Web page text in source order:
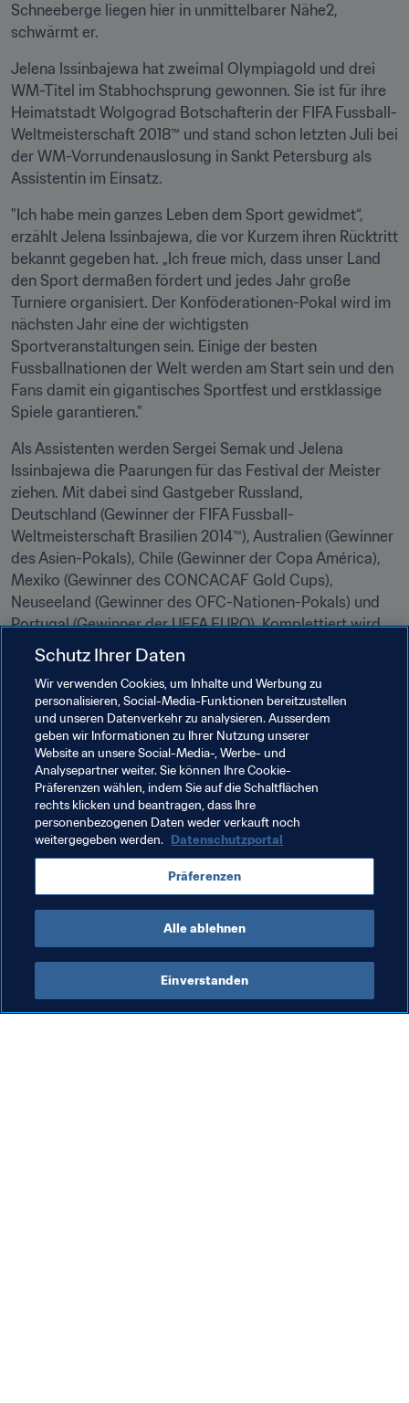
Schneeberge liegen hier in unmittelbarer Nähe2,
schwärmt er.
Jelena Issinbajewa hat zweimal Olympiagold und drei
WM-Titel im Stabhochsprung gewonnen. Sie ist für ihre
Heimatstadt Wolgograd Botschafterin der FIFA Fussball-
Weltmeisterschaft 2018™ und stand schon letzten Juli bei
der WM-Vorrundenauslosung in Sankt Petersburg als
Assistentin im Einsatz.
"Ich habe mein ganzes Leben dem Sport gewidmet“,
erzählt Jelena Issinbajewa, die vor Kurzem ihren Rücktritt
bekannt gegeben hat. „Ich freue mich, dass unser Land
den Sport dermaßen fördert und jedes Jahr große
Turniere organisiert. Der Konföderationen-Pokal wird im
nächsten Jahr eine der wichtigsten
Sportveranstaltungen sein. Einige der besten
Fussballnationen der Welt werden am Start sein und den
Fans damit ein gigantisches Sportfest und erstklassige
Spiele garantieren."
Als Assistenten werden Sergei Semak und Jelena
Issinbajewa die Paarungen für das Festival der Meister
ziehen. Mit dabei sind Gastgeber Russland,
Deutschland (Gewinner der FIFA Fussball-
Weltmeisterschaft Brasilien 2014™), Australien (Gewinner
des Asien-Pokals), Chile (Gewinner der Copa América),
Mexiko (Gewinner des CONCACAF Gold Cups),
Neuseeland (Gewinner des OFC-Nationen-Pokals) und
Portugal (Gewinner der UEFA EURO). Komplettiert wird
das Teilnehmerfeld durch den Sieger des Afrikanischen
Brasilien schon zweimal gewonnen hat, wird bei der
Auslosung ebenfalls mit von der Partie sein und die
Trophäe auf die Bühne tragen. Yana Churikova und
Andrey Malakhov werden die Auslosung moderieren.
Verwandte Themen
Russia UEFA
Schutz Ihrer Daten
Wir verwenden Cookies, um Inhalte und Werbung zu
personalisieren, Social-Media-Funktionen bereitzustellen
und unseren Datenverkehr zu analysieren. Ausserdem
geben wir Informationen zu Ihrer Nutzung unserer
Website an unsere Social-Media-, Werbe- und
Analysepartner weiter. Sie können Ihre Cookie-
Präferenzen wählen, indem Sie auf die Schaltflächen
rechts klicken und beantragen, dass Ihre
personenbezogenen Daten weder verkauft noch
weitergegeben werden. Datenschutzportal
Präferenzen
Alle ablehnen
Einverstanden